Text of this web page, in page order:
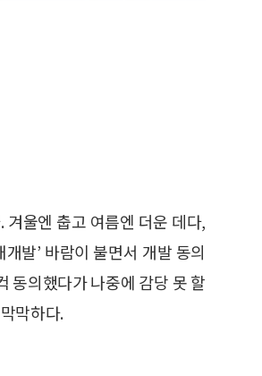
울엔 춥고 여름엔 더운 데다,
발’ 바람이 불면서 개발 동의
동의했다가 나중에 감당 못 할
막하다.